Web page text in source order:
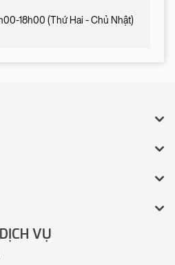
18h00 (Thứ Hai - Chủ Nhật)
VỤ